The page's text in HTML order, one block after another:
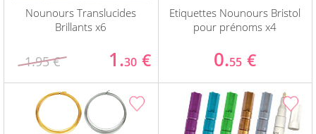
Nounours Translucides
Brillants x6
1.95 € 1.30 €
Etiquettes Nounours Bristol
pour prénoms x4
0.55 €